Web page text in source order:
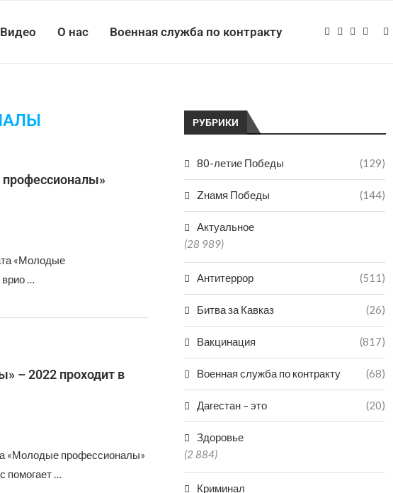
Видео О нас Военная служба по контракту
«Молодые
…
– 2022 проходит в
«Молодые профессионалы»
помогает …
РУБРИКИ
80-летие Победы (129)
Zнамя Победы (144)
Актуальное
(28 989)
Антитеррор (511)
Битва за Кавказ (26)
Вакцинация (817)
Военная служба по контракту (68)
Дагестан – это (20)
Здоровье
(2 884)
Криминал